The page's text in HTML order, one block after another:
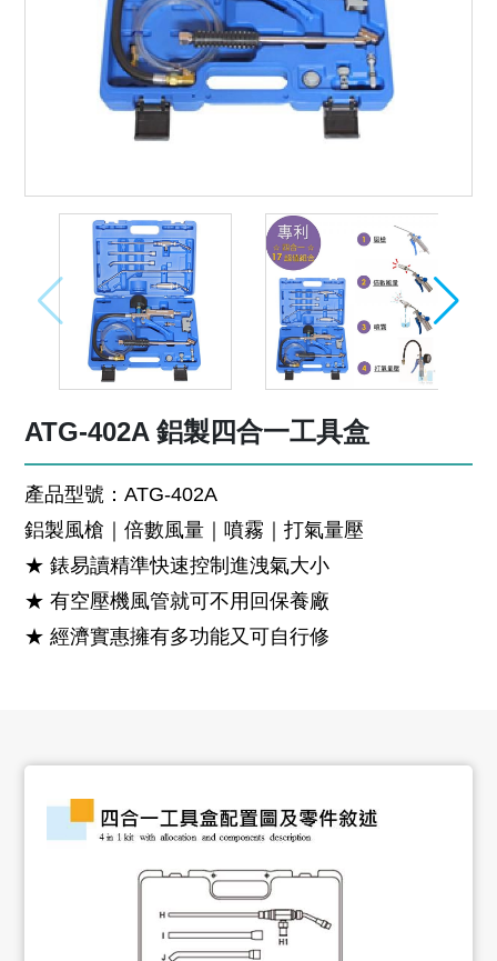
ATG-402A 鋁製四合一工具盒
產品型號：ATG-402A
鋁製風槍｜倍數風量｜噴霧｜打氣量壓
★ 錶易讀精準快速控制進洩氣大小
★ 有空壓機風管就可不用回保養廠
★ 經濟實惠擁有多功能又可自行修